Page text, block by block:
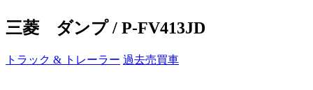
三菱 ダンプ / P-FV413JD
トラック & トレーラー 過去売買車